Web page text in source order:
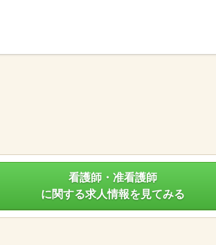
看護師・准看護師
に関する求人情報を見てみる